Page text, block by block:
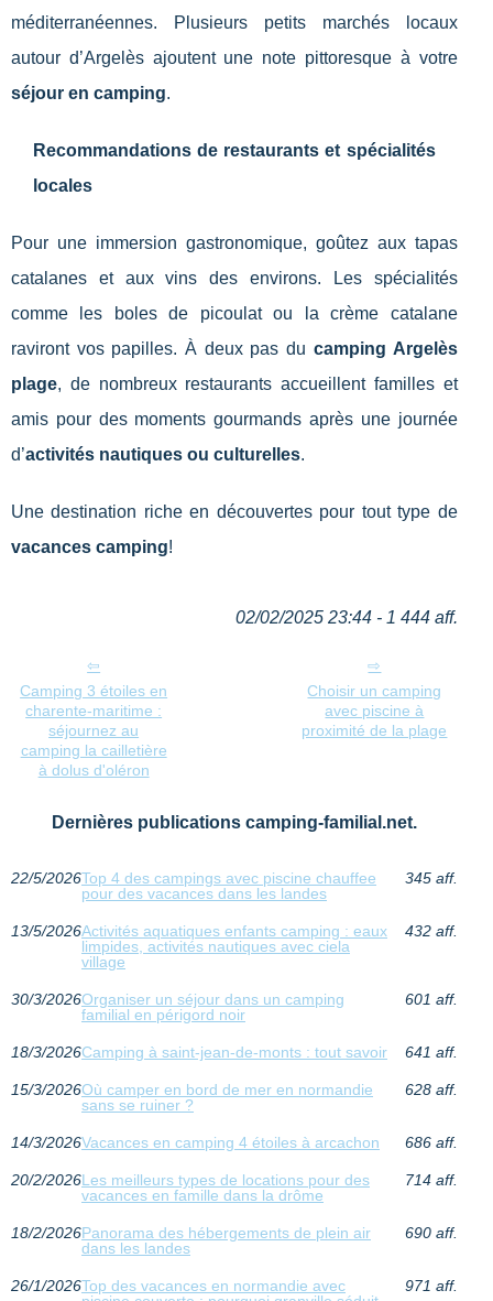
méditerranéennes. Plusieurs petits marchés locaux
autour d’Argelès ajoutent une note pittoresque à votre
séjour en camping.
Recommandations de restaurants et spécialités
locales
Pour une immersion gastronomique, goûtez aux tapas
catalanes et aux vins des environs. Les spécialités
comme les boles de picoulat ou la crème catalane
raviront vos papilles. À deux pas du camping Argelès
plage, de nombreux restaurants accueillent familles et
amis pour des moments gourmands après une journée
d’activités nautiques ou culturelles.
Une destination riche en découvertes pour tout type de
vacances camping!
02/02/2025 23:44 - 1 444 aff.
Camping 3 étoiles en
charente-maritime :
séjournez au
camping la cailletière
à dolus d'oléron
Choisir un camping
avec piscine à
proximité de la plage
Dernières publications camping-familial.net.
22/5/2026Top 4 des campings avec piscine chauffee
pour des vacances dans les landes
345 aff.
13/5/2026Activités aquatiques enfants camping : eaux
limpides, activités nautiques avec ciela
village
432 aff.
30/3/2026Organiser un séjour dans un camping
familial en périgord noir
601 aff.
18/3/2026Camping à saint-jean-de-monts : tout savoir 641 aff.
15/3/2026Où camper en bord de mer en normandie
sans se ruiner ?
628 aff.
14/3/2026Vacances en camping 4 étoiles à arcachon 686 aff.
20/2/2026Les meilleurs types de locations pour des
vacances en famille dans la drôme
714 aff.
18/2/2026Panorama des hébergements de plein air
dans les landes
690 aff.
26/1/2026Top des vacances en normandie avec
971 aff.